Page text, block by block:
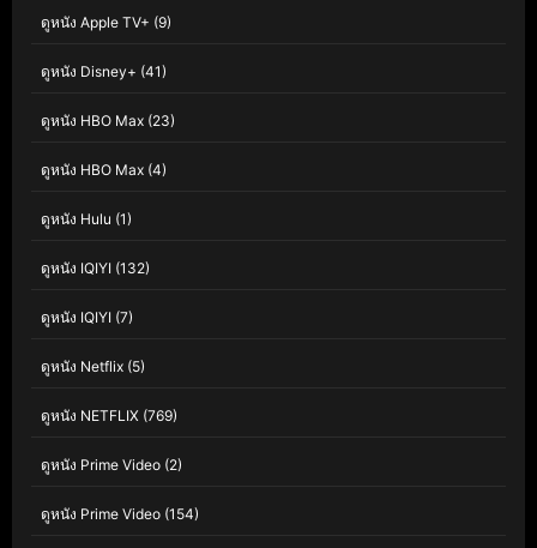
ดูหนัง Apple TV+ (9)
ดูหนัง Disney+ (41)
ดูหนัง HBO Max (23)
ดูหนัง HBO Max (4)
ดูหนัง Hulu (1)
ดูหนัง IQIYI (132)
ดูหนัง IQIYI (7)
ดูหนัง Netflix (5)
ดูหนัง NETFLIX (769)
ดูหนัง Prime Video (2)
ดูหนัง Prime Video (154)